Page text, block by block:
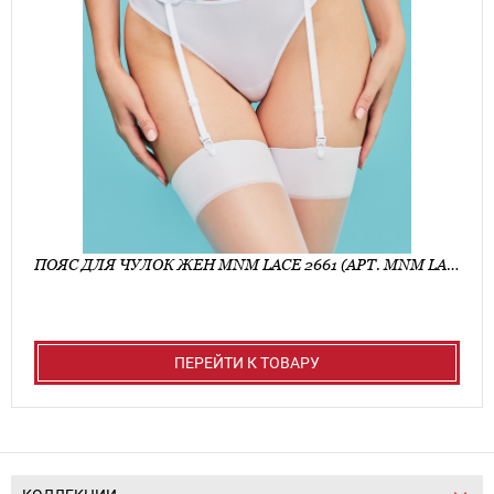
ПОЯС ДЛЯ ЧУЛОК ЖЕН MNM LACE 2661 (АРТ. MNM LACE 2661)
ПЕРЕЙТИ К ТОВАРУ